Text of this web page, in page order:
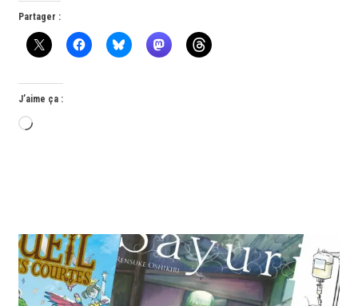
Partager :
J’aime ça :
Chargement…